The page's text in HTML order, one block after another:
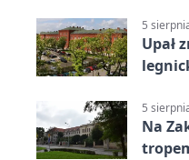
5
Upał
5
Na